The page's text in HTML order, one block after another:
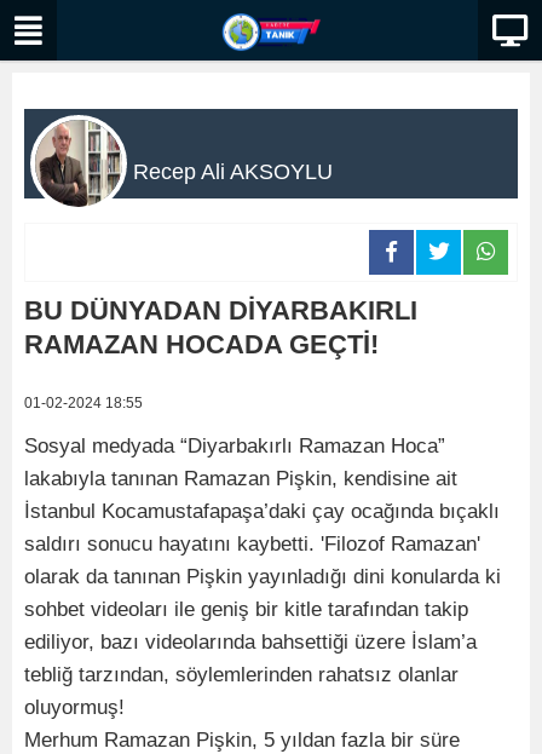
Recep Ali AKSOYLU
BU DÜNYADAN DİYARBAKIRLI
RAMAZAN HOCADA GEÇTİ!
01-02-2024 18:55
Sosyal medyada “Diyarbakırlı Ramazan Hoca”
lakabıyla tanınan Ramazan Pişkin, kendisine ait
İstanbul Kocamustafapaşa’daki çay ocağında bıçaklı
saldırı sonucu hayatını kaybetti. 'Filozof Ramazan'
olarak da tanınan Pişkin yayınladığı dini konularda ki
sohbet videoları ile geniş bir kitle tarafından takip
ediliyor, bazı videolarında bahsettiği üzere İslam’a
tebliğ tarzından, söylemlerinden rahatsız olanlar
oluyormuş!
Merhum Ramazan Pişkin, 5 yıldan fazla bir süre